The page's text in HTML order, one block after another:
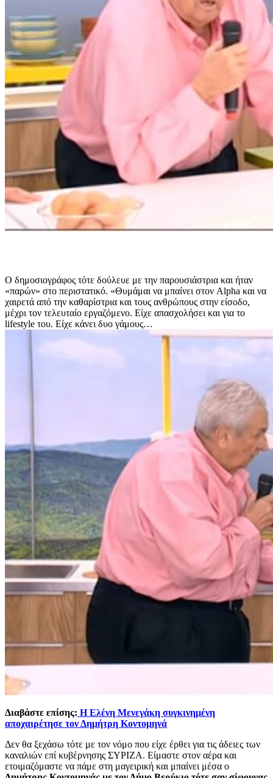
Ο δημοσιογράφος τότε δούλευε με την παρουσιάστρια και ήταν
«παρών» στο περιστατικό. «Θυμάμαι να μπαίνει στον Alpha και να
χαιρετά από την καθαρίστρια και τους ανθρώπους στην είσοδο,
μέχρι τον τελευταίο εργαζόμενο. Είχε απασχολήσει και για το
lifestyle του. Είχε κάνει δυο γάμους…
Διαβάστε επίσης: Η Ελένη Μενεγάκη συγκινημένη
αποχαιρέτησε τον Δημήτρη Κοντομηνά
Δεν θα ξεχάσω τότε με τον νόμο που είχε έρθει για τις άδειες των
καναλιών επί κυβέρνησης ΣΥΡΙΖΑ. Είμαστε στον αέρα και
ετοιμαζόμαστε να πάμε στη μαγειρική και μπαίνει μέσα ο